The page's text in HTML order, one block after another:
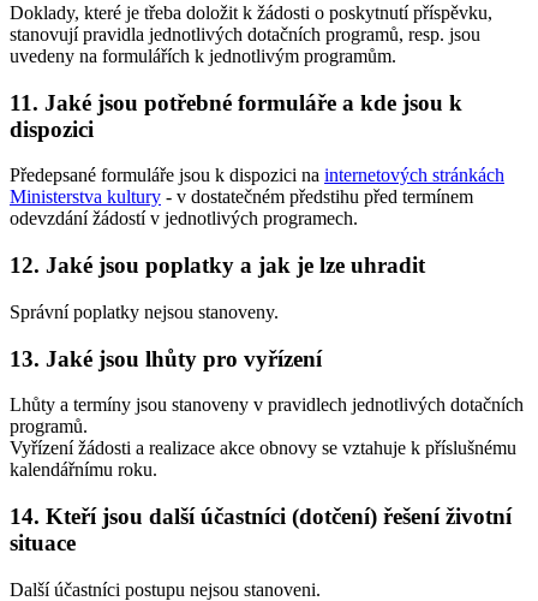
Doklady, které je třeba doložit k žádosti o poskytnutí příspěvku,
stanovují pravidla jednotlivých dotačních programů, resp. jsou
uvedeny na formulářích k jednotlivým programům.
11. Jaké jsou potřebné formuláře a kde jsou k
dispozici
Předepsané formuláře jsou k dispozici na internetových stránkách
Ministerstva kultury - v dostatečném předstihu před termínem
odevzdání žádostí v jednotlivých programech.
12. Jaké jsou poplatky a jak je lze uhradit
Správní poplatky nejsou stanoveny.
13. Jaké jsou lhůty pro vyřízení
Lhůty a termíny jsou stanoveny v pravidlech jednotlivých dotačních
programů.
Vyřízení žádosti a realizace akce obnovy se vztahuje k příslušnému
kalendářnímu roku.
14. Kteří jsou další účastníci (dotčení) řešení životní
situace
Další účastníci postupu nejsou stanoveni.